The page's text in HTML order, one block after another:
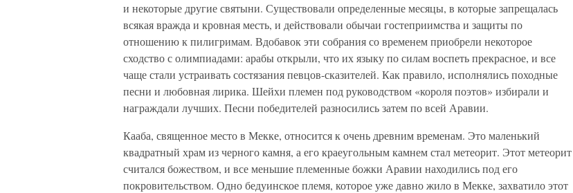
и некоторые другие святыни. Существовали определенные месяцы, в которые запрещалась
всякая вражда и кровная месть, и действовали обычаи гостеприимства и защиты по
отношению к пилигримам. Вдобавок эти собрания со временем приобрели некоторое
сходство с олимпиадами: арабы открыли, что их языку по силам воспеть прекрасное, и все
чаще стали устраивать состязания певцов-сказителей. Как правило, исполнялись походные
песни и любовная лирика. Шейхи племен под руководством «короля поэтов» избирали и
награждали лучших. Песни победителей разносились затем по всей Аравии.
Кааба, священное место в Мекке, относится к очень древним временам. Это маленький
квадратный храм из черного камня, а его краеугольным камнем стал метеорит. Этот метеорит
считался божеством, и все меньшие племенные божки Аравии находились под его
покровительством. Одно бедуинское племя, которое уже давно жило в Мекке, захватило этот